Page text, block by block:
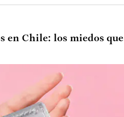
en Chile: los miedos que